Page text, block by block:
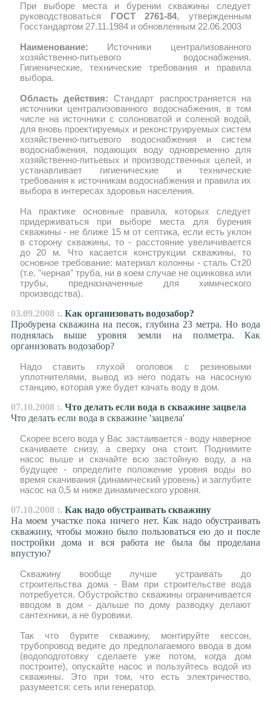
При выборе места и бурении скважины следует
руководствоваться ГОСТ 2761-84, утвержденным
Госстандартом 27.11.1984 и обновленным 22.06.2003
Наименование: Источники централизованного
хозяйственно-питьевого водоснабжения.
Гигиенические, технические требования и правила
выбора.
Область действия: Стандарт распространяется на
источники централизованного водоснабжения, в том
числе на источники с солоноватой и соленой водой,
для вновь проектируемых и реконструируемых систем
хозяйственно-питьевого водоснабжения и систем
водоснабжения, подающих воду одновременно для
хозяйственно-питьевых и производственных целей, и
устанавливает гигиенические и технические
требования к источникам водоснабжения и правила их
выбора в интересах здоровья населения.
На практике основные правила, которых следует
придерживаться при выборе места для бурения
скважины - не ближе 15 м от септика, если есть уклон
в сторону скважины, то - расстояние увеличивается
до 20 м. Что касается конструкции скважины, то
основное требование: материал колонны - сталь Ст20
(т.е. "черная" труба, ни в коем случае не оцинковка или
трубы, предназначенные для химического
производства).
03.09.2008 :. Как организовать водозабор?
Пробурена скважина на песок, глубина 23 метра. Но вода
поднялась выше уровня земли на полметра. Как
организовать водозабор?
Надо ставить глухой оголовок с резиновыми
уплотнителями, вывод из него подать на насосную
станцию, которая уже будет качать воду в дом.
07.10.2008 :. Что делать если вода в скважине зацвела
Что делать если вода в скважине 'зацвела'
Скорее всего вода у Вас застаивается - воду наверное
скачиваете снизу, а сверху она стоит. Поднимите
насос выше и скачайте всю застойную воду, а на
будущее - определите положение уровня воды во
время скачивания (динамический уровень) и заглубите
насос на 0,5 м ниже динамического уровня.
07.10.2008 :. Как надо обустраивать скважину
На моем участке пока ничего нет. Как надо обустраивать
скважину, чтобы можно было пользоваться ею до и после
постройки дома и вся работа не была бы проделана
впустую?
Скважину вообще лучше устраивать до
строительства дома - Вам при строительстве вода
потребуется. Обустройство скважины ограничивается
вводом в дом - дальше по дому разводку делают
сантехники, а не буровики.
Так что бурите скважину, монтируйте кессон,
трубопровод ведите до предполагаемого ввода в дом
(водоподготовку сделаете уже потом, когда дом
построите), опускайте насос и пользуйтесь водой из
скважины. Это при том, что есть электричество,
разумеется: сеть или генератор.